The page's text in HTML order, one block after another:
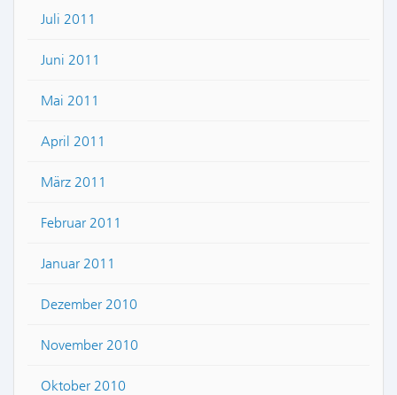
Juli 2011
Juni 2011
Mai 2011
April 2011
März 2011
Februar 2011
Januar 2011
Dezember 2010
November 2010
Oktober 2010